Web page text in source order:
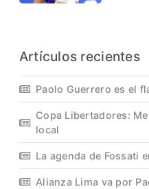
Artículos recientes
Paolo Guerrero es el
Copa Libertadores:
local
La agenda de Fossati
Alianza Lima va por